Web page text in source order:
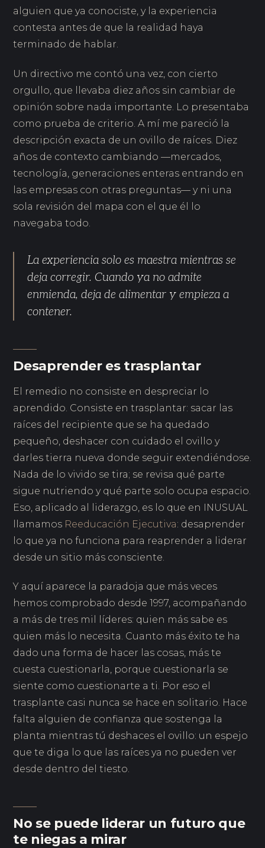
alguien que ya conociste, y la experiencia
contesta antes de que la realidad haya
terminado de hablar.
Un directivo me contó una vez, con cierto
orgullo, que llevaba diez años sin cambiar de
opinión sobre nada importante. Lo presentaba
como prueba de criterio. A mí me pareció la
descripción exacta de un ovillo de raíces. Diez
años de contexto cambiando —mercados,
tecnología, generaciones enteras entrando en
las empresas con otras preguntas— y ni una
sola revisión del mapa con el que él lo
navegaba todo.
La experiencia solo es maestra mientras se
deja corregir. Cuando ya no admite
enmienda, deja de alimentar y empieza a
contener.
Desaprender es trasplantar
El remedio no consiste en despreciar lo
aprendido. Consiste en trasplantar: sacar las
raíces del recipiente que se ha quedado
pequeño, deshacer con cuidado el ovillo y
darles tierra nueva donde seguir extendiéndose.
Nada de lo vivido se tira; se revisa qué parte
sigue nutriendo y qué parte solo ocupa espacio.
Eso, aplicado al liderazgo, es lo que en INUSUAL
llamamos Reeducación Ejecutiva: desaprender
lo que ya no funciona para reaprender a liderar
desde un sitio más consciente.
Y aquí aparece la paradoja que más veces
hemos comprobado desde 1997, acompañando
a más de tres mil líderes: quien más sabe es
quien más lo necesita. Cuanto más éxito te ha
dado una forma de hacer las cosas, más te
cuesta cuestionarla, porque cuestionarla se
siente como cuestionarte a ti. Por eso el
trasplante casi nunca se hace en solitario. Hace
falta alguien de confianza que sostenga la
planta mientras tú deshaces el ovillo: un espejo
que te diga lo que las raíces ya no pueden ver
desde dentro del tiesto.
No se puede liderar un futuro que
te niegas a mirar